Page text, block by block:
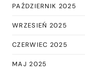
PAŹDZIERNIK 2025
WRZESIEŃ 2025
CZERWIEC 2025
MAJ 2025